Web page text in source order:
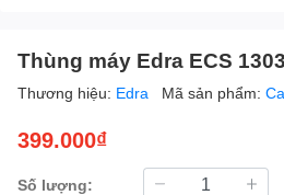
Thùng máy Edra ECS
Thương hiệu: Edra Mã sản phẩm:
399.000₫
Số lượng: